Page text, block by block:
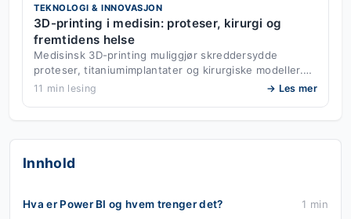
TEKNOLOGI & INNOVASJON
3D-printing i medisin: proteser, kirurgi og
fremtidens helse
Medisinsk 3D-printing muliggjør skreddersydde
proteser, titaniumimplantater og kirurgiske modeller.…
11 min lesing → Les mer
Innhold
Hva er Power BI og hvem trenger det? 1 min